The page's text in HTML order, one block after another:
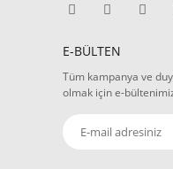
E-BÜLTEN
Tüm kampanya ve
olmak için e-